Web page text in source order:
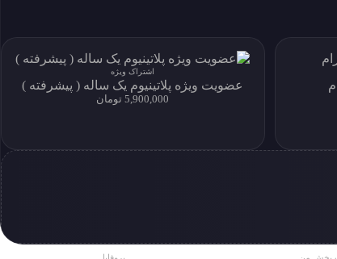
اشتراک ویژه
عضویت ویژه پلاتینیوم یک ساله ( پیشرفته )
5,900,000 تومان